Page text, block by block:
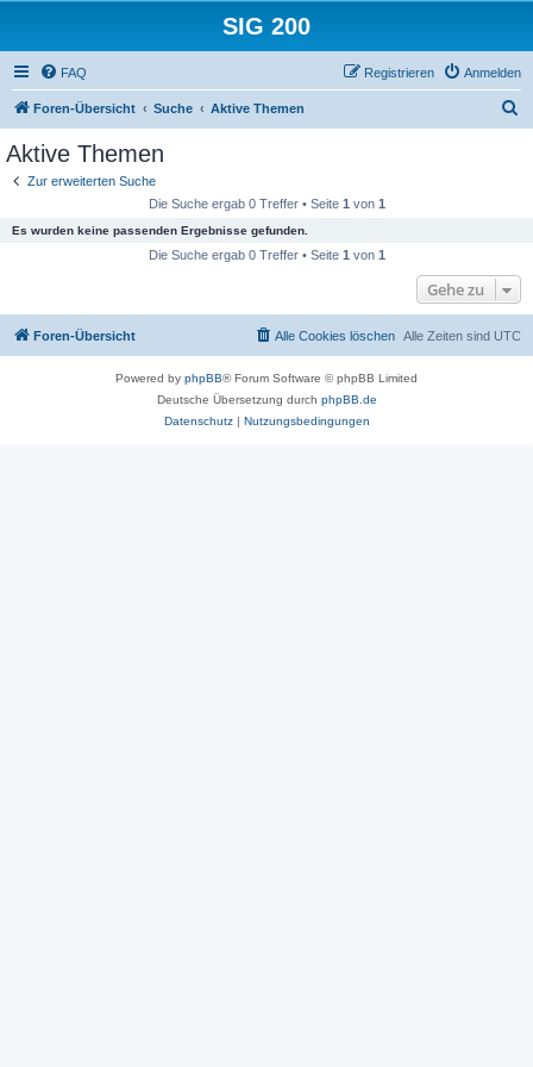
SIG 200
FAQ Anmelden
Registrieren
Foren-Übersicht Suche Aktive Themen
Aktive Themen
Zur erweiterten Suche
Die Suche ergab 0 Treffer • Seite 1 von 1
Es wurden keine passenden Ergebnisse gefunden.
Die Suche ergab 0 Treffer • Seite 1 von 1
Gehe zu
Foren-Übersicht Alle Zeiten sind UTC
Alle Cookies löschen
Powered by phpBB® Forum Software © phpBB Limited
Deutsche Übersetzung durch phpBB.de
Datenschutz| Nutzungsbedingungen